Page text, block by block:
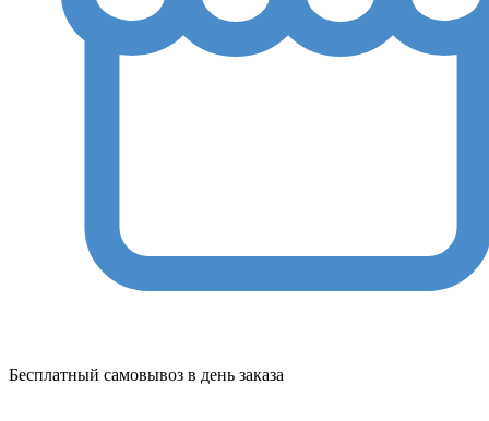
Бесплатный самовывоз в день заказа